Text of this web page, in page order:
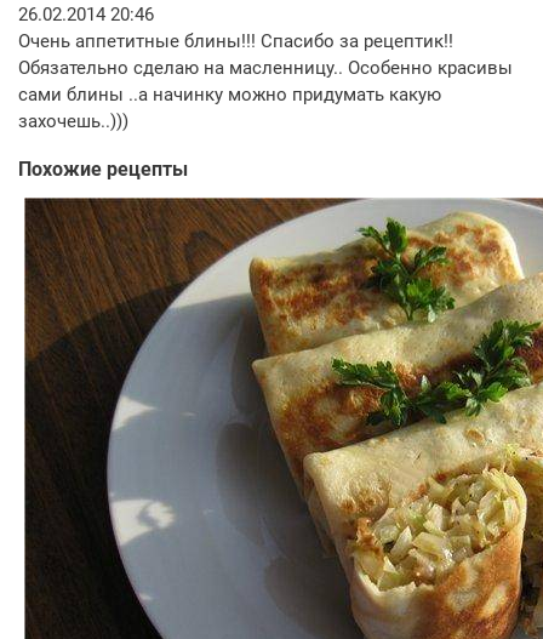
26.02.2014 20:46
Очень аппетитные блины!!! Спасибо за рецептик!!
Обязательно сделаю на масленницу.. Особенно красивы
сами блины ..а начинку можно придумать какую
захочешь..)))
Похожие рецепты